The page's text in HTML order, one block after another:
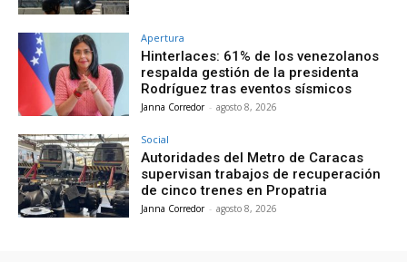
Apertura
Hinterlaces: 61% de los venezolanos
respalda gestión de la presidenta
Rodríguez tras eventos sísmicos
Janna Corredor - agosto 8, 2026
Social
Autoridades del Metro de Caracas
supervisan trabajos de recuperación
de cinco trenes en Propatria
Janna Corredor - agosto 8, 2026